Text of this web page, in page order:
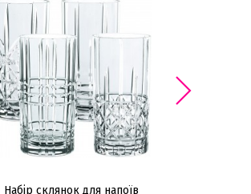
Набір склянок для напоїв